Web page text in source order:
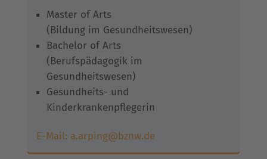
Master of Arts
(Bildung im Gesundheitswesen)
Bachelor of Arts
(Berufspädagogik im
Gesundheitswesen)
Gesundheits- und
Kinderkrankenpflegerin
E-Mail: a.arping@bznw.de